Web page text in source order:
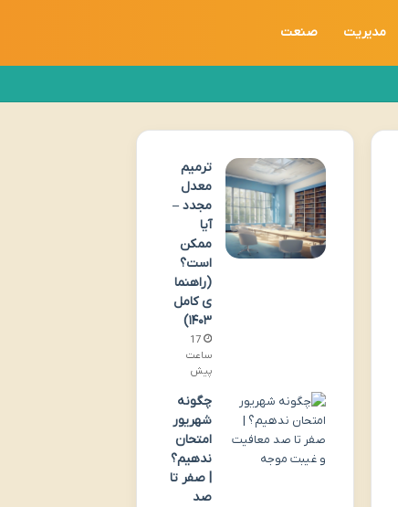
مدیریت صنعت
ترمیم
معدل
مجدد –
آیا
ممکن
است؟
(راهنما
ی کامل
۱۴۰۳)
17
ساعت
پیش
چگونه
شهریور
امتحان
ندهیم؟
| صفر تا
صد